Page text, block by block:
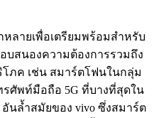
ลายเพื่อเตรียมพร้อมสำหรับ
บสนองความต้องการรวมถึง
ภค เช่น สมาร์ตโฟนในกลุ่ม
ทรศัพท์มือถือ 5G ที่บางที่สุดใน
อันล้ำสมัยของ vivo ซึ่งสมาร์ต